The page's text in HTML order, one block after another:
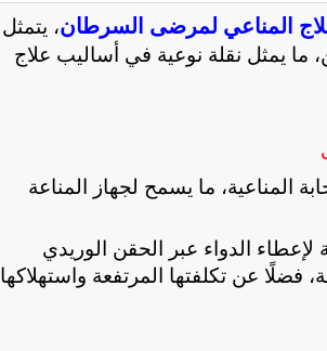
المناعي لمرضى السرطان، يتمثل
ما يمثل نقلة نوعية في أساليب علاج
المناعية، ما يسمح لجهاز المناعة
الدواء عبر الحقن الوريدي
عن تكلفتها المرتفعة واستهلاكها